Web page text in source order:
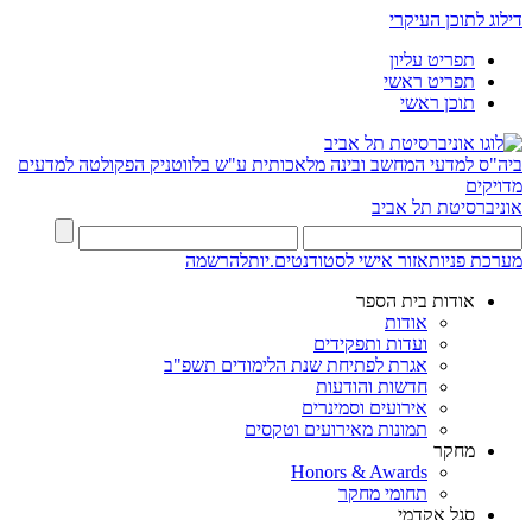
דילוג לתוכן העיקרי
תפריט עליון
תפריט ראשי
תוכן ראשי
ביה"ס למדעי המחשב ובינה מלאכותית ע"ש בלווטניק הפקולטה למדעים
מדויקים
אוניברסיטת תל אביב
מערכת פניותאזור אישי לסטודנטים.יותלהרשמה
אודות בית הספר
אודות
ועדות ותפקידים
אגרת לפתיחת שנת הלימודים תשפ"ב
חדשות והודעות
אירועים וסמינרים
תמונות מאירועים וטקסים
מחקר
Honors & Awards
תחומי מחקר
סגל אקדמי